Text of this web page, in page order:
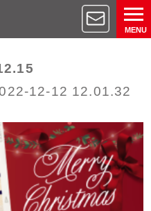
MENU
12-12 12.01.32